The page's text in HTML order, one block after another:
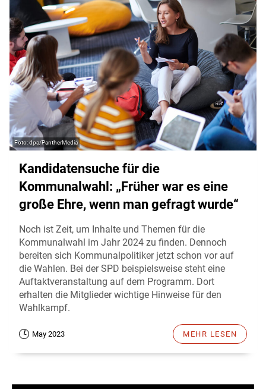
dpa/PantherMedia
Kandidatensuche für die
Kommunalwahl: „Früher war es eine
große Ehre, wenn man gefragt wurde“
Noch ist Zeit, um Inhalte und Themen für die
Kommunalwahl im Jahr 2024 zu finden. Dennoch
bereiten sich Kommunalpolitiker jetzt schon vor auf
die Wahlen. Bei der SPD beispielsweise steht eine
Auftaktveranstaltung auf dem Programm. Dort
erhalten die Mitglieder wichtige Hinweise für den
Wahlkampf.
May 2023 MEHR LESEN